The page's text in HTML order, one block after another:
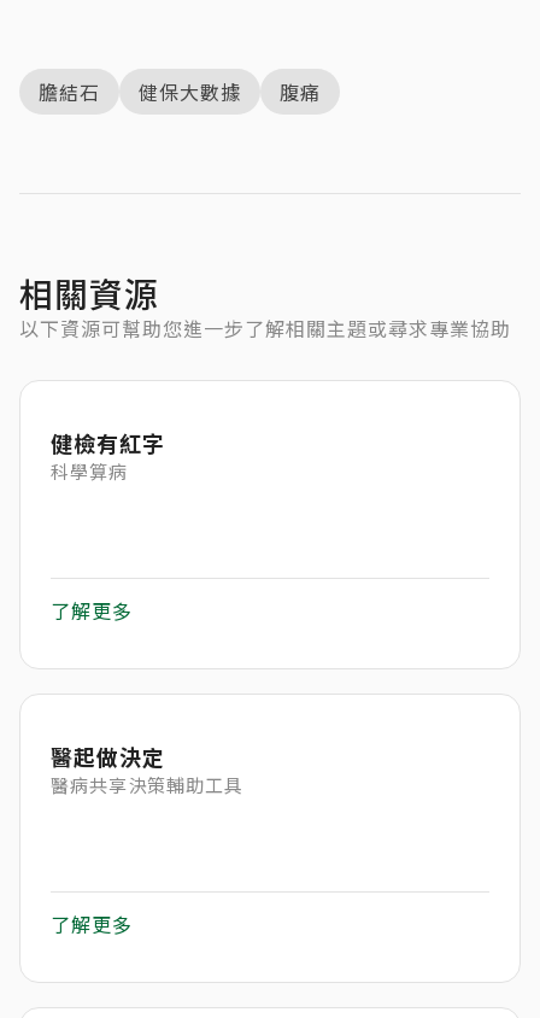
膽結石 健保大數據 腹痛
相關資源
以下資源可幫助您進一步了解相關主題或尋求專業協助
健檢有紅字
科學算病
了解更多
醫起做決定
醫病共享決策輔助工具
了解更多